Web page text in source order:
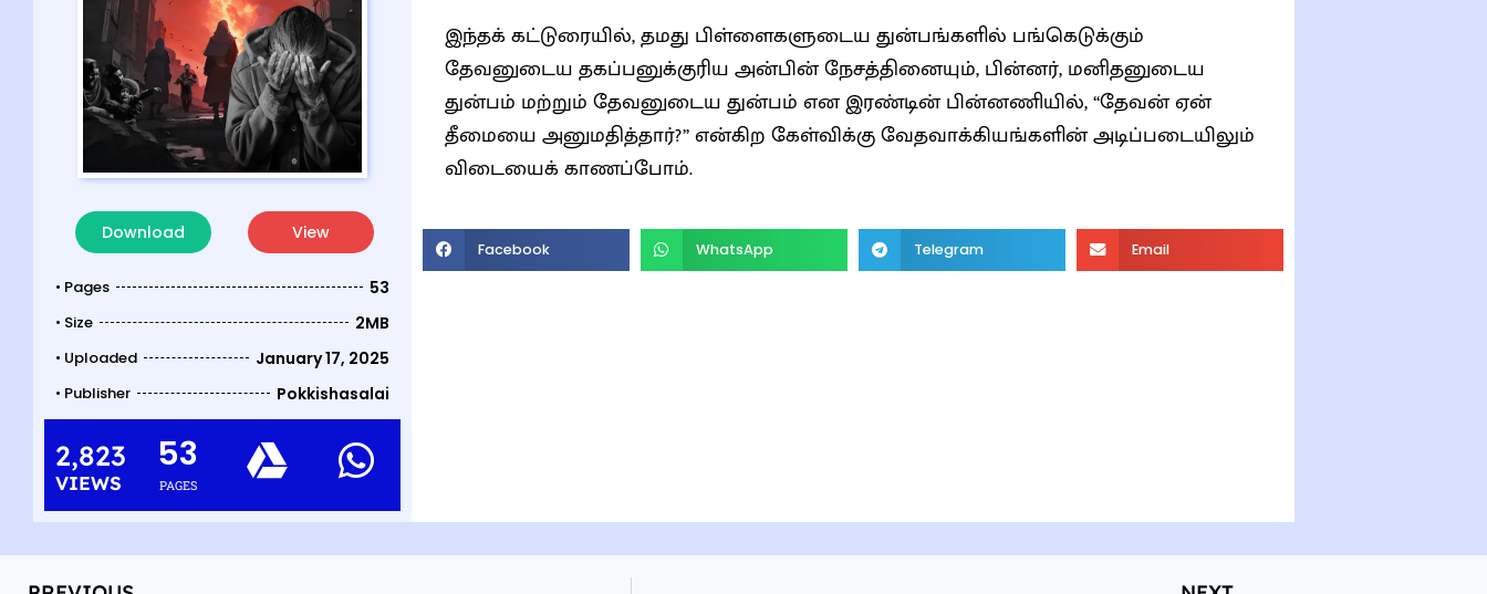
Download View
• Pages 53
• Size 2MB
• Uploaded January 17, 2025
• Publisher Pokkishasalai
2,823
VIEWS PAGES
53
இந்தக் கட்டுரையில், தமது பிள்ளைகளுடைய துன்பங்களில் பங்கெடுக்கும்
தேவனுடைய தகப்பனுக்குரிய அன்பின் நேசத்தினையும், பின்னர், மனிதனுடைய
துன்பம் மற்றும் தேவனுடைய துன்பம் என இரண்டின் பின்னணியில், “தேவன் ஏன்
தீமையை அனுமதித்தார்?” என்கிற கேள்விக்கு வேதவாக்கியங்களின் அடிப்படையிலும்
விடையைக் காணப்போம்.
Facebook WhatsApp Telegram Email